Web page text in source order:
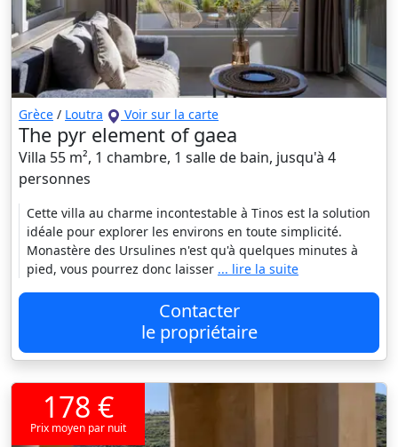
Grèce / Loutra Voir sur la carte
The pyr element of gaea
Villa 55 m², 1 chambre, 1 salle de bain, jusqu'à 4
personnes
Cette villa au charme incontestable à Tinos est la solution
idéale pour explorer les environs en toute simplicité.
Monastère des Ursulines n'est qu'à quelques minutes à
pied, vous pourrez donc laisser ... lire la suite
Contacter
le propriétaire
178 €
Prix moyen par nuit